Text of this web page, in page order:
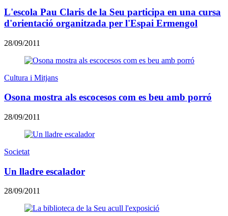
L'escola Pau Claris de la Seu participa en una cursa
d'orientació organitzada per l'Espai Ermengol
28/09/2011
Cultura i Mitjans
Osona mostra als escocesos com es beu amb porró
28/09/2011
Societat
Un lladre escalador
28/09/2011